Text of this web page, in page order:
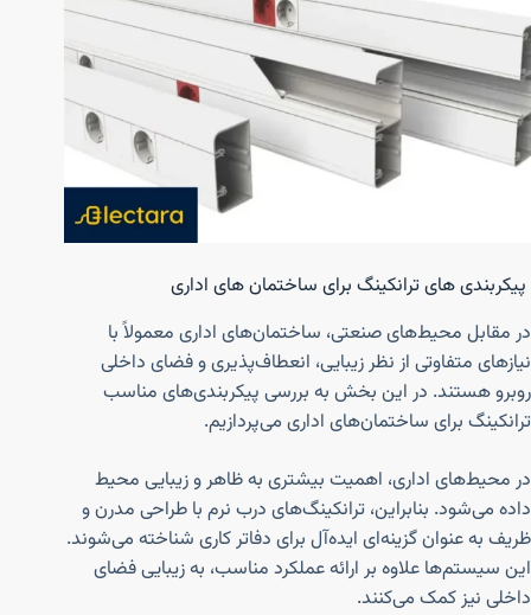
پیکربندی های ترانکینگ برای ساختمان های اداری
در مقابل محیط‌های صنعتی، ساختمان‌های اداری معمولاً با
نیازهای متفاوتی از نظر زیبایی، انعطاف‌پذیری و فضای داخلی
روبرو هستند. در این بخش به بررسی پیکربندی‌های مناسب
ترانکینگ برای ساختمان‌های اداری می‌پردازیم.
در محیط‌های اداری، اهمیت بیشتری به ظاهر و زیبایی محیط
داده می‌شود. بنابراین، ترانکینگ‌های درب نرم با طراحی مدرن و
ظریف به عنوان گزینه‌ای ایده‌آل برای دفاتر کاری شناخته می‌شوند.
این سیستم‌ها علاوه بر ارائه عملکرد مناسب، به زیبایی فضای
داخلی نیز کمک می‌کنند.